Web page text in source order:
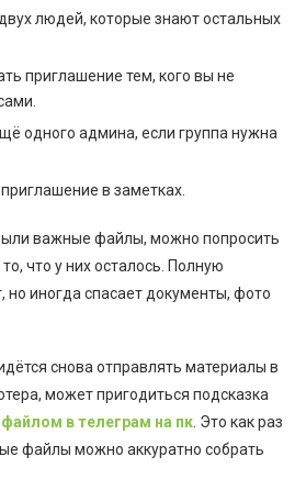
людей, которые знают остальных
приглашение тем, кого вы не
одного админа, если группа нужна
в заметках.
важные файлы, можно попросить
что у них осталось. Полную
но иногда спасает документы, фото
снова отправлять материалы в
может пригодиться подсказка
в телеграм на пк . Это как раз
файлы можно аккуратно собрать